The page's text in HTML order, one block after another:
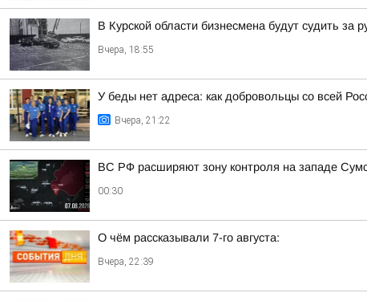
В Курской области бизнесмена будут судить за
Вчера, 18:55
У беды нет адреса: как добровольцы со всей
Вчера, 21:22
ВС РФ расширяют зону контроля на западе
00:30
О чём рассказывали 7-го августа:
Вчера, 22:39